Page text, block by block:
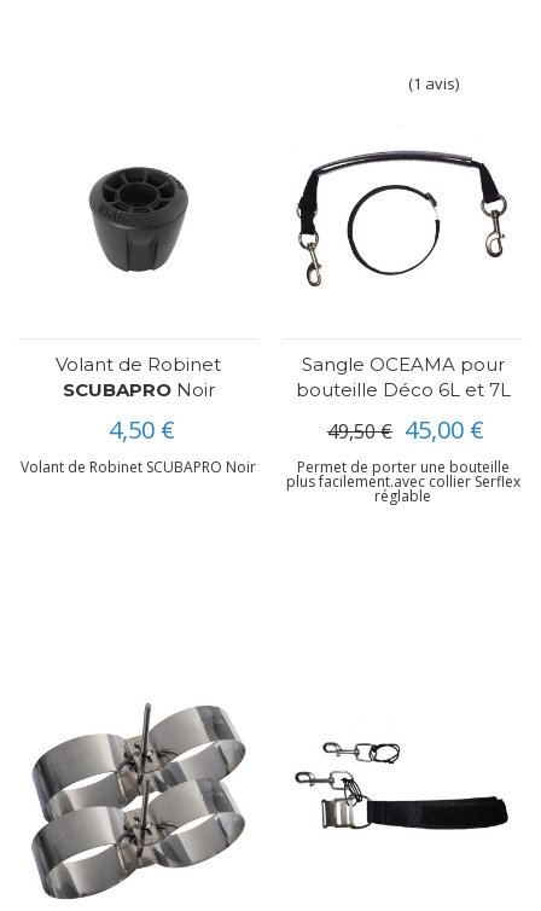
Volant de Robinet
SCUBAPRONoir
4,50 €
Volant de Robinet SCUBAPRO Noir
(1 avis)
Sangle OCEAMA pour
bouteille Déco 6L et 7L
49,50 € 45,00 €
Permet de porter une bouteille
plus facilement.avec collier Serflex
réglable